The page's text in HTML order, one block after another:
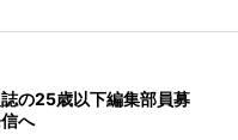
の25歳以下編集部員募
へ